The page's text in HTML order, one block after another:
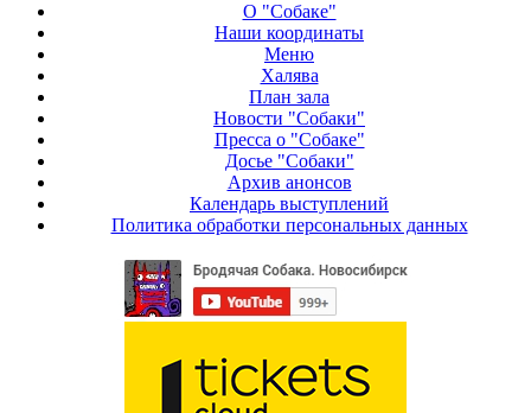
О "Собаке"
Наши координаты
Меню
Халява
План зала
Новости "Собаки"
Пресса о "Собаке"
Досье "Собаки"
Архив анонсов
Календарь выступлений
Политика обработки персональных данных